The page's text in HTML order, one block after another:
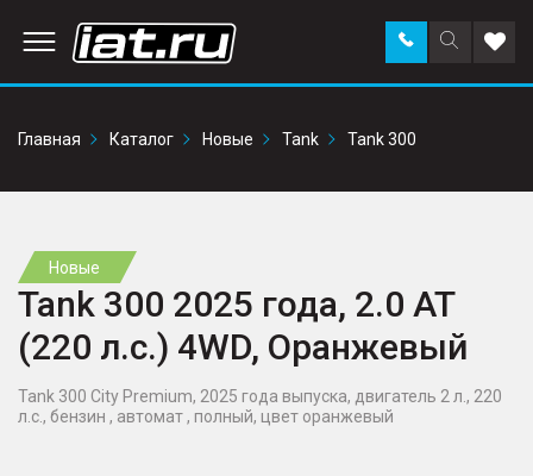
Поиск
по
Заказать
звонок в
Главная
Каталог Новые Tank Tank 300
Новые
Tank 300 2025 года, 2.0 AT
(220 л.с.) 4WD, Оранжевый
Tank 300 City Premium, 2025 года выпуска, двигатель 2 л., 220
л.с., бензин , автомат , полный, цвет оранжевый